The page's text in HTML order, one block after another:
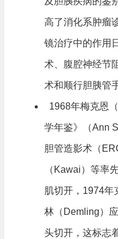
高了消化系肿瘤
镜治疗中的作用
术、腹腔神经节
术和顺行胆胰管
1968年梅克恩
学年鉴》（Ann
胆管造影术（
（Kawai）等率
肌切开，1974
林（Demling）
头切开，这标志